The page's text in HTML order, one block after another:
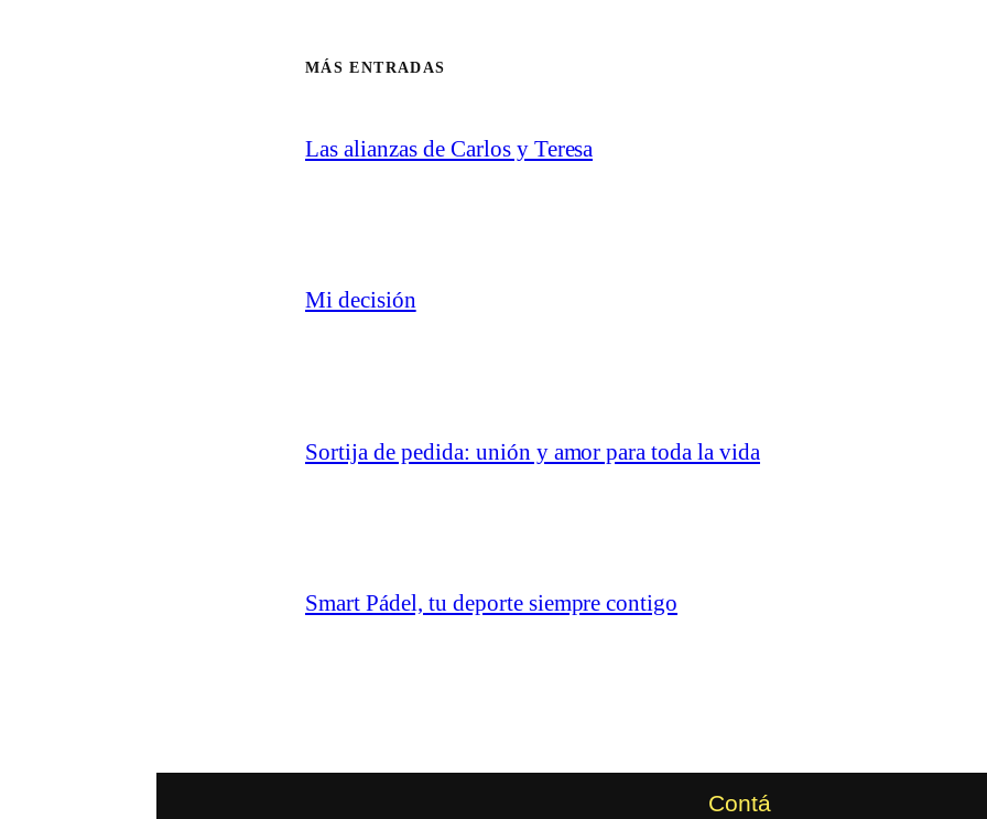
MÁS ENTRADAS
Las alianzas de Carlos y Teresa
Mi decisión
Sortija de pedida: unión y amor para toda la vida
Smart Pádel, tu deporte siempre contigo
Contá